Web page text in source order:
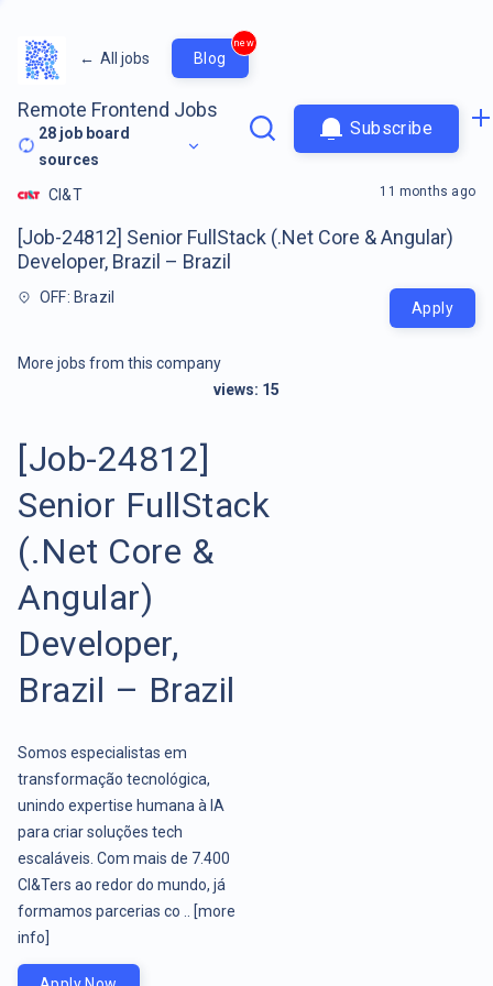
← All jobs Blog
new
Remote Frontend Jobs
28 job board
sources
Subscribe
CI&T
[Job-24812] Senior FullStack (.Net Core & Angular)
Developer, Brazil – Brazil
OFF: Brazil
11 months ago
Apply
More jobs from this company
views: 15
[Job-24812]
Senior FullStack
(.Net Core &
Angular)
Developer,
Brazil – Brazil
Somos especialistas em
transformação tecnológica,
unindo expertise humana à IA
para criar soluções tech
escaláveis. Com mais de 7.400
CI&Ters ao redor do mundo, já
formamos parcerias co ..
[more
info]